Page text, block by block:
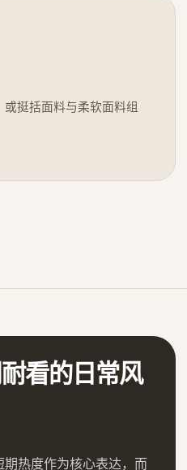
挺括面料与柔软面料组
看的日常风
热度作为核心表达，而